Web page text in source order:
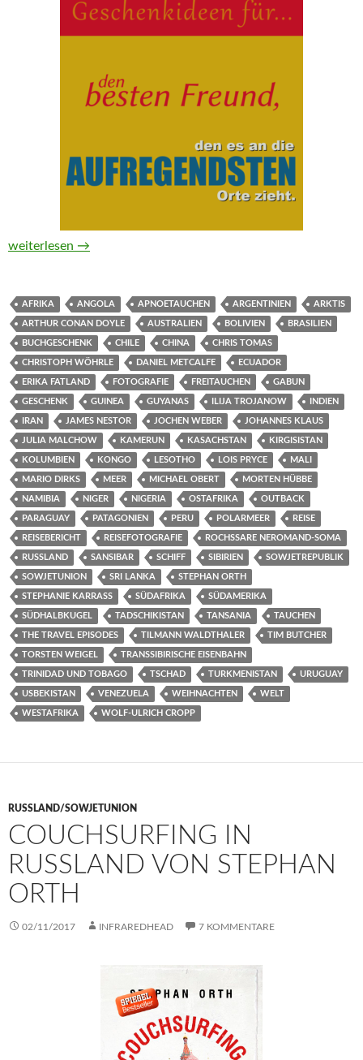
Geschenkideen für den besten Freund, den es an die
weiterlesen →
AFRIKA ANGOLA APNOETAUCHEN ARGENTINIEN ARKTIS
ARTHUR CONAN DOYLE AUSTRALIEN BOLIVIEN BRASILIEN
BUCHGESCHENK CHILE CHINA CHRIS TOMAS
CHRISTOPH WÖHRLE DANIEL METCALFE ECUADOR
ERIKA FATLAND FOTOGRAFIE FREITAUCHEN GABUN
GESCHENK GUINEA GUYANAS ILIJA TROJANOW INDIEN
IRAN JAMES NESTOR JOCHEN WEBER JOHANNES KLAUS
JULIA MALCHOW KAMERUN KASACHSTAN KIRGISISTAN
KOLUMBIEN KONGO LESOTHO LOIS PRYCE MALI
MARIO DIRKS MEER MICHAEL OBERT MORTEN HÜBBE
NAMIBIA NIGER NIGERIA OSTAFRIKA OUTBACK
PARAGUAY PATAGONIEN PERU POLARMEER REISE
REISEBERICHT REISEFOTOGRAFIE ROCHSSARE NEROMAND-SOMA
RUSSLAND SANSIBAR SCHIFF SIBIRIEN SOWJETREPUBLIK
SOWJETUNION SRI LANKA STEPHAN ORTH
STEPHANIE KARRASS SÜDAFRIKA SÜDAMERIKA
SÜDHALBKUGEL TADSCHIKISTAN TANSANIA TAUCHEN
THE TRAVEL EPISODES TILMANN WALDTHALER TIM BUTCHER
TORSTEN WEIGEL TRANSSIBIRISCHE EISENBAHN
TRINIDAD UND TOBAGO TSCHAD TURKMENISTAN URUGUAY
USBEKISTAN VENEZUELA WEIHNACHTEN WELT
WESTAFRIKA WOLF-ULRICH CROPP
RUSSLAND/SOWJETUNION
COUCHSURFING IN
RUSSLAND VON STEPHAN
ORTH
02/11/2017 INFRAREDHEAD 7 KOMMENTARE